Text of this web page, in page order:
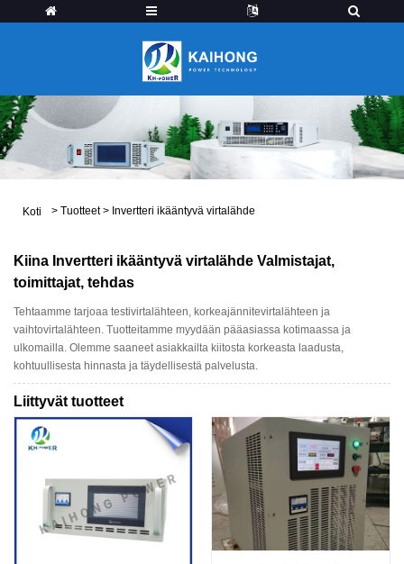
Koti > Tuotteet > Invertteri ikääntyvä virtalähde
Kiina Invertteri ikääntyvä virtalähde Valmistajat,
toimittajat, tehdas
Tehtaamme tarjoaa testivirtalähteen, korkeajännitevirtalähteen ja
vaihtovirtalähteen. Tuotteitamme myydään pääasiassa kotimaassa ja
ulkomailla. Olemme saaneet asiakkailta kiitosta korkeasta laadusta,
kohtuullisesta hinnasta ja täydellisestä palvelusta.
Liittyvät tuotteet